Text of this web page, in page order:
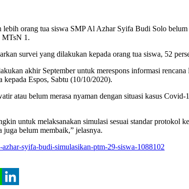
lebih orang tua siswa SMP Al Azhar Syifa Budi Solo
MTsN 1.
survei yang dilakukan kepada orang tua siswa, 52
akhir September untuk merespons informasi
Espos, Sabtu (10/10/2020).
atau belum merasa nyaman dengan situasi kasus
untuk melaksanakan simulasi sesuai standar
belum membaik,” jelasnya.
syifa-budi-simulasikan-ptm-29-siswa-1088102